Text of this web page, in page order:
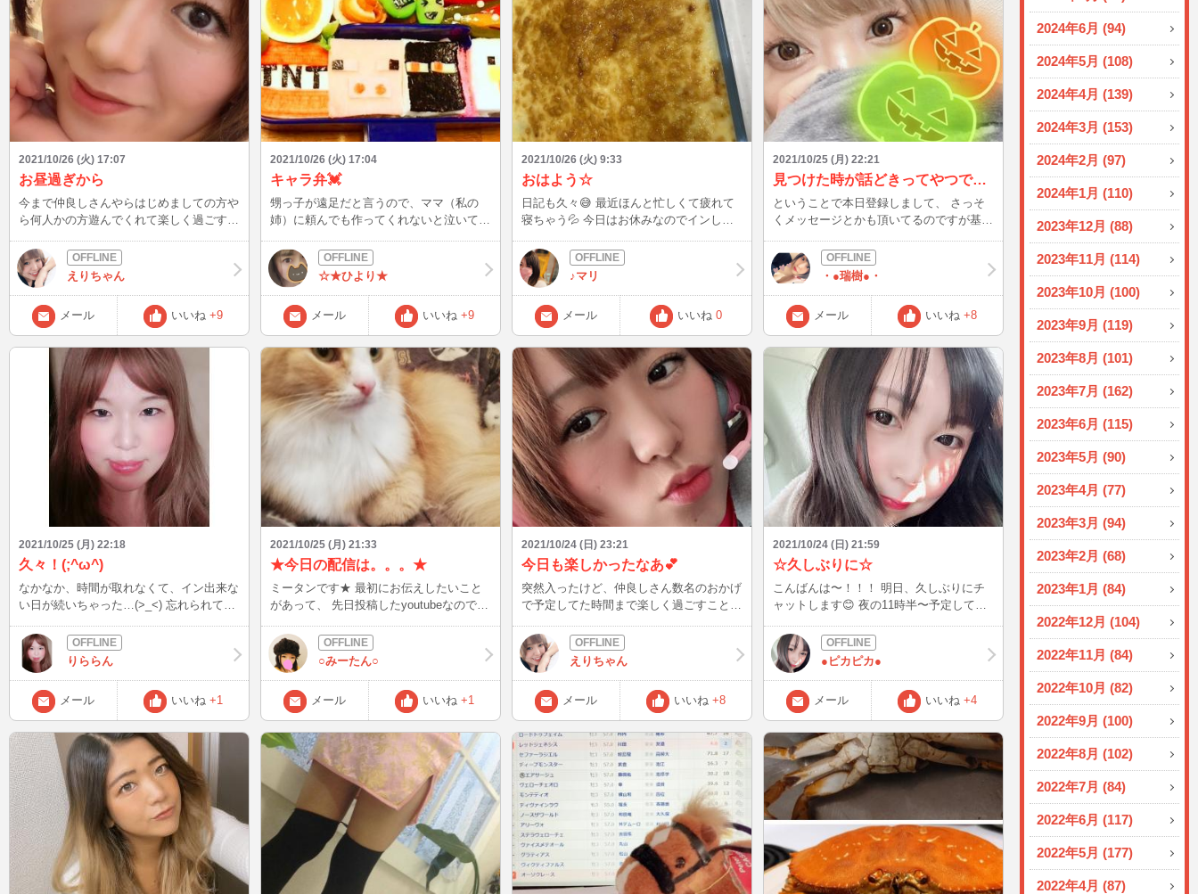
2024年6月 (94)
2024年5月 (108)
2024年4月 (139)
2024年3月 (153)
2024年2月 (97)
2024年1月 (110)
2023年12月 (88)
2023年11月 (114)
2023年10月 (100)
2023年9月 (119)
2023年8月 (101)
2023年7月 (162)
2023年6月 (115)
2023年5月 (90)
2023年4月 (77)
2023年3月 (94)
2023年2月 (68)
2023年1月 (84)
2022年12月 (104)
2022年11月 (84)
2022年10月 (82)
2022年9月 (100)
2022年8月 (102)
2022年7月 (84)
2022年6月 (117)
2022年5月 (177)
2022年4月 (87)
2021/10/26 (火) 17:07
お昼過ぎから
今まで仲良しさんやらはじめましての方や
ら何人かの方遊んでくれて楽しく過ごすこ
～👍💕 夜もINするつもりですので、タイ
ミング合う方良ければ遊び来てね🙇‍♀️✨ で
はー！
えりちゃん
メール いいね +9
2021/10/26 (火) 17:04
キャラ弁💓
甥っ子が遠足だと言うので、ママ（私の
姉）に頼んでも作ってくれないと泣いてお
ω///)💕笑 すぐ作業にとりかかるよね！笑
「マイクラにして！」 ん？マイクラ？そ
こからの私😭 マイクラを勉強して、指、
切りながらも4時間もかかった😭😭 世の
中のキャラ弁を作っておられるママさん
達、尊敬します(/o＼) すごく疲れた！笑 喜
んでくれたかなぁー(´・ω・｀)
☆★ひより★
メール いいね +9
2021/10/26 (火) 9:33
おはよう☆
日記も久々😅 最近ほんと忙しくて疲れて
寝ちゃう💦 今日はお休みなのでインしよ
します🥺 昨日久々にグラタン作ってめっ
ちゃ美味しかった←自画自賛😂 ではで
は、 インするので来てね😎
♪マリ
メール いいね 0
2021/10/25 (月) 22:21
見つけた時が話どきってやつです☺️
ということで本日登録しまして、 さっそ
くメッセージとかも頂いてるのですが基本
せん☺️❤️ そして◯◯日にログインする
よ〜！とかも未定なのでもし見かけた際は
お気軽に話しかけてもらえたら嬉しいで
す〜♪ ⁡ でもいつインしてるか分からない
けどどうしてもお話ししたい！と思ってい
ただけた時にはメッセにチラッと送ってお
いてくださいね😌頑張ってインできそうな
時はくるので💪笑 ⁡
・●瑞樹●・
メール いいね +8
2021/10/25 (月) 22:18
久々！(;^ω^)
なかなか、時間が取れなくて、イン出来な
い日が続いちゃった…(>_<) 忘れられてな
だけど、イン出来るように頑張ります！
タイミングが合えば、来てくださいね☆
りららん
メール いいね +1
2021/10/25 (月) 21:33
★今日の配信は。。。★
ミータンです★ 最初にお伝えしたいこと
があって、 先日投稿したyoutubeなのです
た方、 混乱させてしまってごめんね(>_<)
これからは、 気を付けます！ 今日は、22
時30半～配信しまーす＾＾
○みーたん○
メール いいね +1
2021/10/24 (日) 23:21
今日も楽しかったなあ💕
突然入ったけど、仲良しさん数名のおかげ
で予定してた時間まで楽しく過ごすことが
った方々ありがとう～🙇‍♀️✨ メールくださ
った初めましてさんたちお時間合わせられ
ずすみません。 またタイミング合う時に
良ければ遊んでくれると嬉しいです🙇‍♀️💦
ではー、お風呂入っていい加減溜まってる
APEXの動画編集やっちゃいます💦 ばあー
い
えりちゃん
メール いいね +8
2021/10/24 (日) 21:59
☆久しぶりに☆
こんばんは〜！！！ 明日、久しぶりにチ
ャットします😊 夜の11時半〜予定してい
宜しくお願いします💗💗💗💗
●ピカピカ●
メール いいね +4